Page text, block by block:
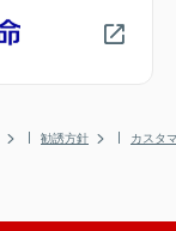
勧誘方針 カスタ